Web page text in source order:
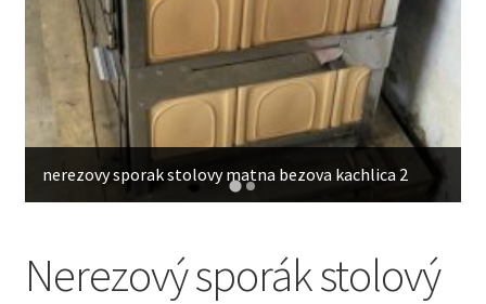
nerezovy sporak stolovy matna bezova kachlica 2
Nerezový sporák stolový